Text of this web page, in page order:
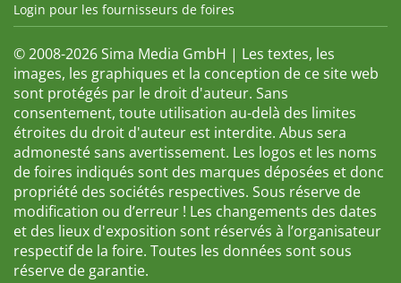
Login pour les fournisseurs de foires
© 2008-2026 Sima Media GmbH | Les textes, les
images, les graphiques et la conception de ce site web
sont protégés par le droit d'auteur. Sans
consentement, toute utilisation au-delà des limites
étroites du droit d'auteur est interdite. Abus sera
admonesté sans avertissement. Les logos et les noms
de foires indiqués sont des marques déposées et donc
propriété des sociétés respectives. Sous réserve de
modification ou d’erreur ! Les changements des dates
et des lieux d'exposition sont réservés à l’organisateur
respectif de la foire. Toutes les données sont sous
réserve de garantie.